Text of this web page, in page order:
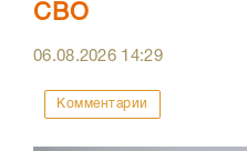
СВО
06.08.2026 14:29
Комментарии